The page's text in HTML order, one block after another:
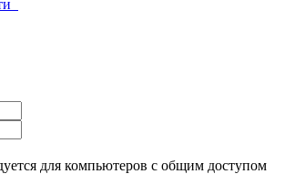
для компьютеров с общим доступом